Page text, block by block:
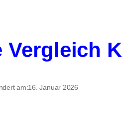
am:16. Januar 2026